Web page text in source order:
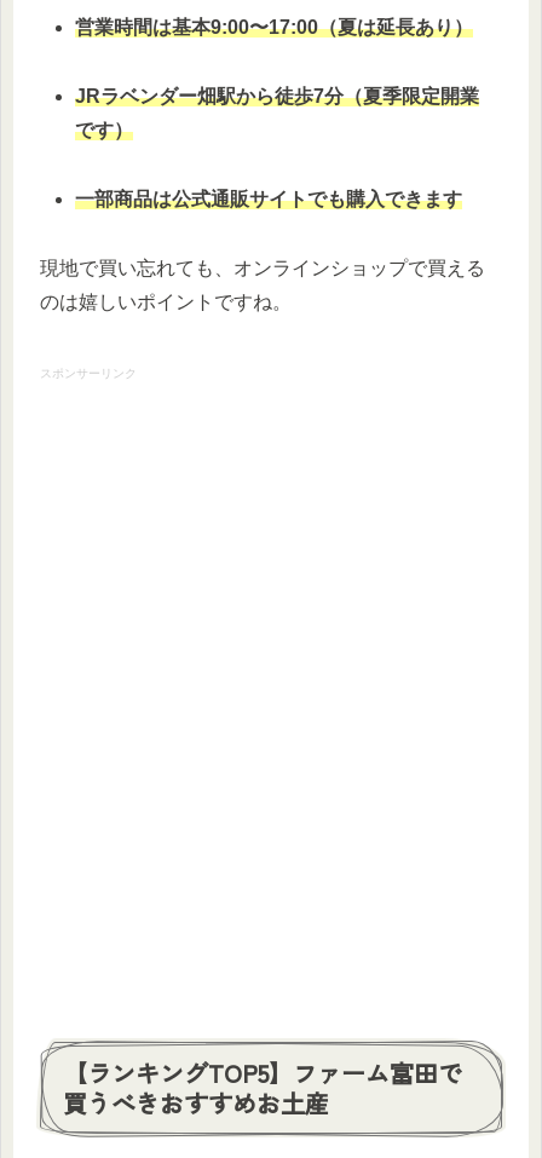
営業時間は基本9:00〜17:00（夏は延長あり）
JRラベンダー畑駅から徒歩7分（夏季限定開業
です）
一部商品は公式通販サイトでも購入できます
現地で買い忘れても、オンラインショップで買える
のは嬉しいポイントですね。
スポンサーリンク
【ランキングTOP5】ファーム富田で
買うべきおすすめお土産